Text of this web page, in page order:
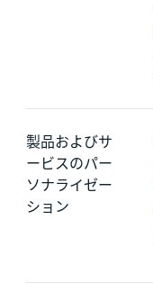
製品およびサ
ービスのパー
ソナライゼー
ション